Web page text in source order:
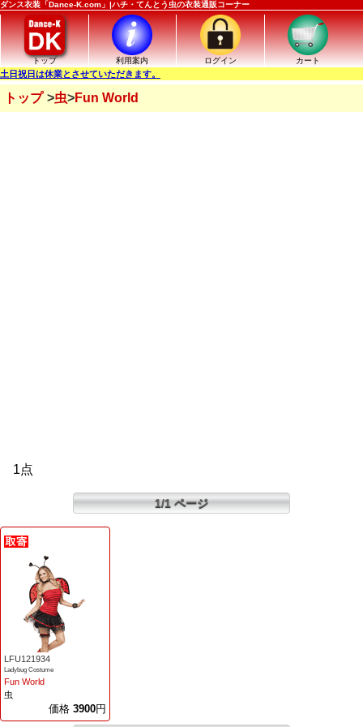
ダンス衣装「Dance-K.com」|ハチ・てんとう虫の衣装通販コーナー
トップ 利用案内 ログイン カート
土日祝日は休業とさせていただきます。
トップ 虫 Fun World
1点
1/1 ページ
LFU121934
Ladybug Costume
Fun World
虫
価格 3900円